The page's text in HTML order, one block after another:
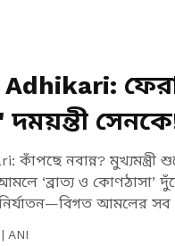
দময়ন্তী
কাঁপছে নবান্ন? মুখ্যমন্ত্রী
‘ব্রাত্য ও কোণঠাসা’
নির্যাতন—বিগত আমলের
| ANI